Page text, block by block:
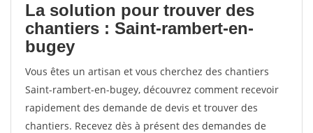
La solution pour trouver des
chantiers : Saint-rambert-en-
bugey
Vous êtes un artisan et vous cherchez des chantiers
Saint-rambert-en-bugey, découvrez comment recevoir
rapidement des demande de devis et trouver des
chantiers. Recevez dès à présent des demandes de